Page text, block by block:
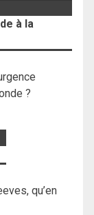
à la
?
qu’en